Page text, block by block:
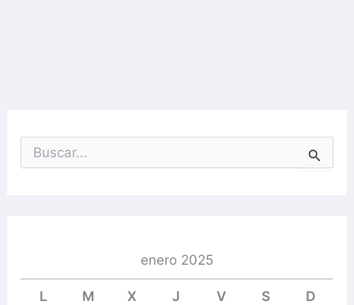
u
r
enero 2025
L M X J V S D